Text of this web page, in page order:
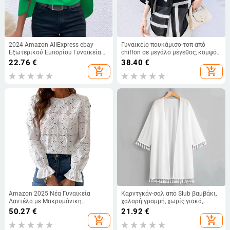
2024 Amazon AliExpress ebay
Εξωτερικού Εμπορίου Γυναικεία
Ρούχα Άνοιξη και Καλοκαίρι Joker
Μονόχρωμο Πουκάμισο με
Στρογγυλή Λαιμόκοψη και
22.76 €
add_shopping_cart
Γυναικείο πουκάμισο-τοπ από
chiffon σε μεγάλο μέγεθος, κομψό
εκτυπωμένο ριγέ σχέδιο
38.40 €
add_shopping_cart
Amazon 2025 Νέα Γυναικεία
Δαντέλα με Μακρυμάνικη
Μπλούζα με Επένδυση και
Κέντημα με Κέντημα
50.27 €
add_shopping_cart
Καρντγκάν-σαλ από Slub βαμβάκι,
χαλαρή γραμμή, χωρίς γιακά,
μονόχρωμο σχέδιο
21.92 €
add_shopping_cart